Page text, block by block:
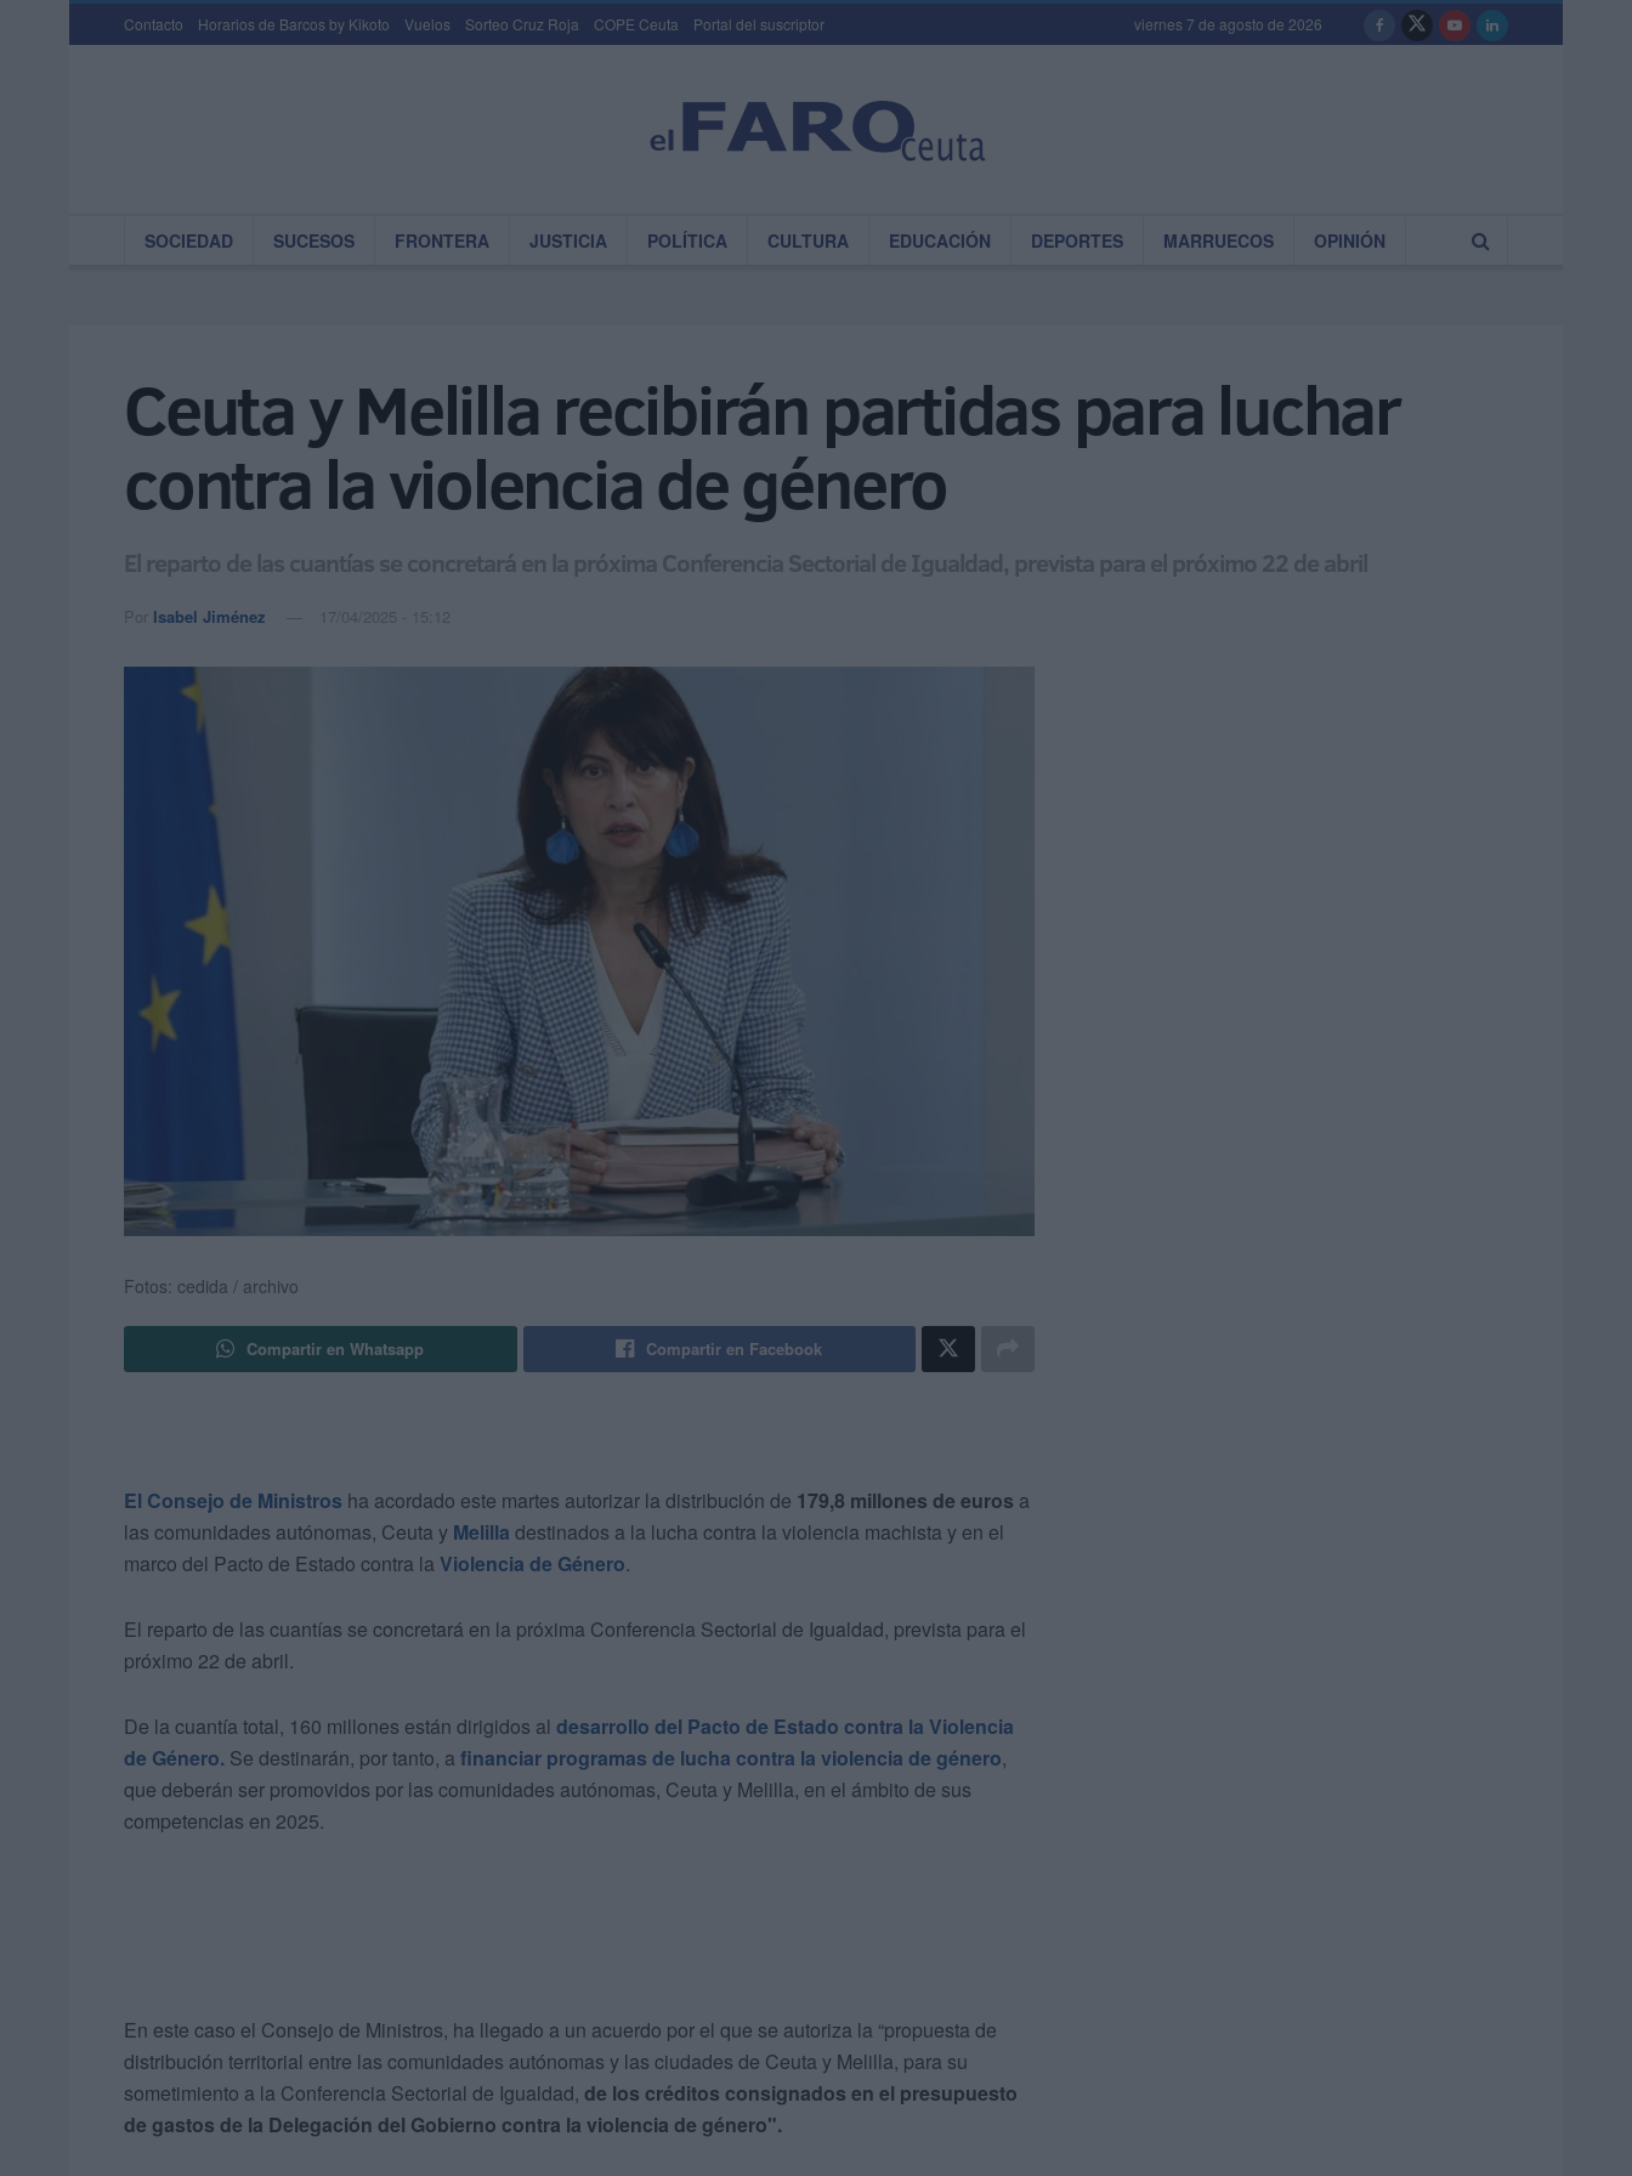
Contacto Horarios de Barcos by Kikoto Vuelos Sorteo Cruz Roja COPE Ceuta Portal del suscriptor viernes 7 de agosto de 2026
SOCIEDAD SUCESOS FRONTERA JUSTICIA POLÍTICA CULTURA EDUCACIÓN DEPORTES MARRUECOS OPINIÓN
Ceuta y Melilla recibirán partidas para luchar
contra la violencia de género
El reparto de las cuantías se concretará en la próxima Conferencia Sectorial de Igualdad, prevista para el próximo 22 de abril
Por Isabel Jiménez 17/04/2025 - 15:12
Fotos: cedida / archivo
Compartir en Whatsapp Compartir en Facebook
El Consejo de Ministros ha acordado este martes autorizar la distribución de 179,8 millones de euros a
las comunidades autónomas, Ceuta y Melilla destinados a la lucha contra la violencia machista y en el
marco del Pacto de Estado contra la Violencia de Género.
El reparto de las cuantías se concretará en la próxima Conferencia Sectorial de Igualdad, prevista para el
próximo 22 de abril.
De la cuantía total, 160 millones están dirigidos al desarrollo del Pacto de Estado contra la Violencia
de Género. Se destinarán, por tanto, a financiar programas de lucha contra la violencia de género,
que deberán ser promovidos por las comunidades autónomas, Ceuta y Melilla, en el ámbito de sus
competencias en 2025.
En este caso el Consejo de Ministros, ha llegado a un acuerdo por el que se autoriza la “propuesta de
distribución territorial entre las comunidades autónomas y las ciudades de Ceuta y Melilla, para su
sometimiento a la Conferencia Sectorial de Igualdad, de los créditos consignados en el presupuesto
de gastos de la Delegación del Gobierno contra la violencia de género".